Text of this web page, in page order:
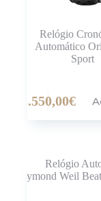
Relógio
Automático
Sport
3.550,00€